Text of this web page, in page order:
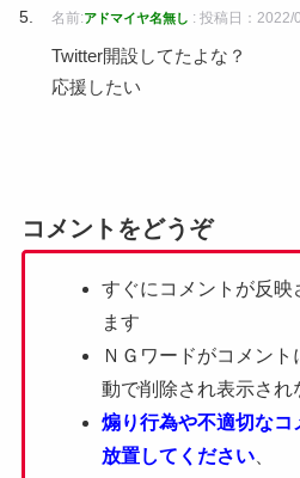
名前:アドマイヤ名無し : 投稿日：2022/
Twitter開設してたよな？
応援したい
コメントをどうぞ
すぐにコメントが反映
ます
ＮＧワードがコメン
動で削除され表示され
煽り行為や不適切なコ
放置してください